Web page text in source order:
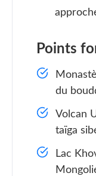
Points
du
Volcan
taïga
Lac